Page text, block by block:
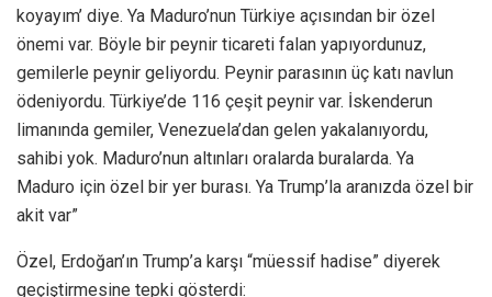
koyayım’ diye. Ya Maduro’nun Türkiye açısından bir özel
önemi var. Böyle bir peynir ticareti falan yapıyordunuz,
gemilerle peynir geliyordu. Peynir parasının üç katı navlun
ödeniyordu. Türkiye’de 116 çeşit peynir var. İskenderun
limanında gemiler, Venezuela’dan gelen yakalanıyordu,
sahibi yok. Maduro’nun altınları oralarda buralarda. Ya
Maduro için özel bir yer burası. Ya Trump’la aranızda özel bir
akit var”
Özel, Erdoğan’ın Trump’a karşı “müessif hadise” diyerek
geçiştirmesine tepki gösterdi: